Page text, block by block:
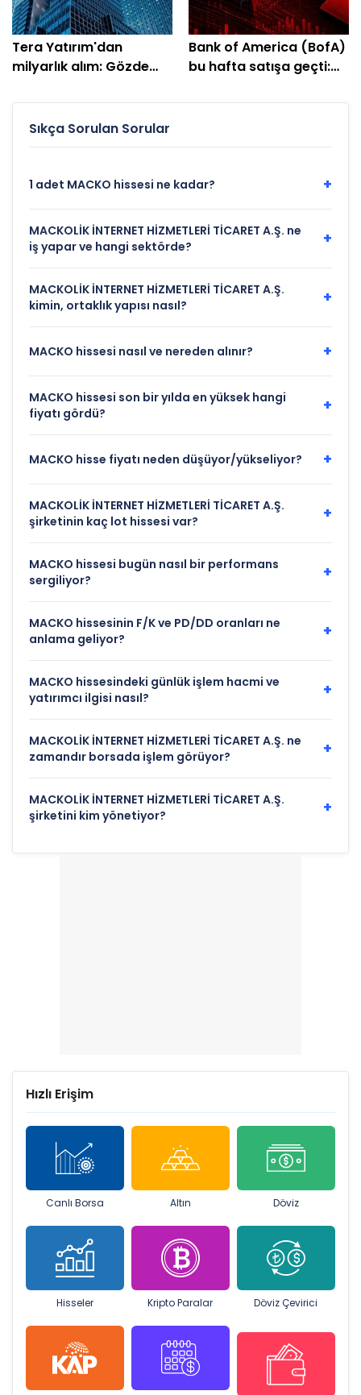
Tera Yatırım'dan
milyarlık alım: Gözde
Bank of America (BofA)
bu hafta satışa geçti:
Sıkça Sorulan Sorular
1 adet MACKO hissesi ne kadar? +
MACKOLİK İNTERNET HİZMETLERİ TİCARET A.Ş. ne
iş yapar ve hangi sektörde?
+
MACKOLİK İNTERNET HİZMETLERİ TİCARET A.Ş.
kimin, ortaklık yapısı nasıl?
+
MACKO hissesi nasıl ve nereden alınır? +
MACKO hissesi son bir yılda en yüksek hangi
fiyatı gördü?
+
MACKO hisse fiyatı neden düşüyor/yükseliyor? +
MACKOLİK İNTERNET HİZMETLERİ TİCARET A.Ş.
şirketinin kaç lot hissesi var?
+
MACKO hissesi bugün nasıl bir performans
sergiliyor?
+
MACKO hissesinin F/K ve PD/DD oranları ne
anlama geliyor?
+
MACKO hissesindeki günlük işlem hacmi ve
yatırımcı ilgisi nasıl?
+
MACKOLİK İNTERNET HİZMETLERİ TİCARET A.Ş. ne
zamandır borsada işlem görüyor?
+
MACKOLİK İNTERNET HİZMETLERİ TİCARET A.Ş.
şirketini kim yönetiyor?
+
Hızlı Erişim
Canlı Borsa Altın Döviz
Hisseler Kripto Paralar Döviz Çevirici